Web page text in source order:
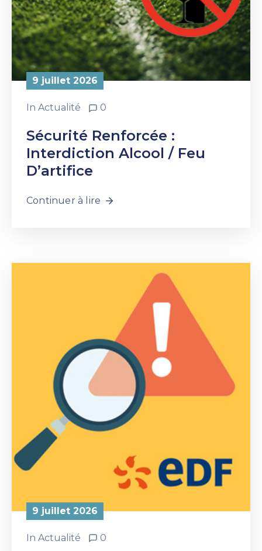
9 juillet 2026
In Actualité 0
Sécurité Renforcée :
Interdiction Alcool / Feu
D’artifice
Continuer à lire
9 juillet 2026
In Actualité 0